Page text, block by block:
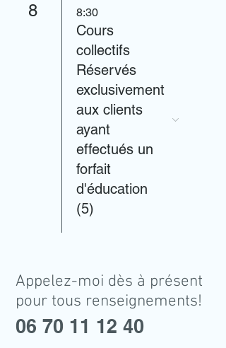
8 8:30
Cours
collectifs
Réservés
exclusivement
aux clients
ayant
effectués un
forfait
d'éducation
(5)
Appelez-moi dès à présent
pour tous renseignements!
06 70 11 12 40